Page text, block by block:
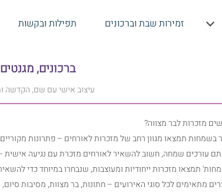
זמירות שבת וברכונים תפילות ובקשות
ברכונים,
עיצוב אישי עם שם, הקדשה ותמונה · מינימום
מזכרות לבר מצווה?
בשמחות תמצאו מגוון רחב של מזכרות לאורחים – פתרונות
עורכים שמחה, חשוב להשאיר לאורחים מזכרת עם נגיעה אישית –
תמצאו מזכרות ייחודיות ומעוצבות, שנבחרו במיוחד כדי
מתאימים לכל סוגי האירועים – חתונות, בר מצוות, מסיבות סיום,